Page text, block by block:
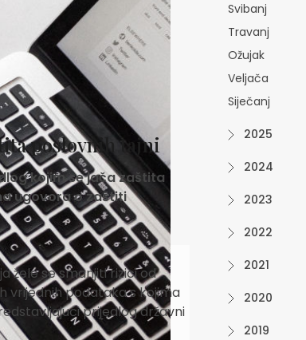
poslovnih tajni
kojim se jača zaštita
ugovora o zaštiti
žele se smanjiti rizici od
vrijednih podataka s kojima
prijedlog državni
Svibanj
Travanj
Ožujak
Veljača
Siječanj
2025
2024
2023
2022
2021
2020
2019